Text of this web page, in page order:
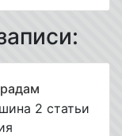
2 статьи